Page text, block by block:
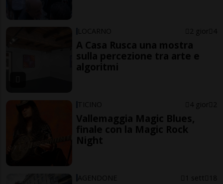
LOCARNO 2 gior 4
A Casa Rusca una mostra
sulla percezione tra arte e
algoritmi
TICINO 4 gior 2
Vallemaggia Magic Blues,
finale con la Magic Rock
Night
AGENDONE 1 sett 18